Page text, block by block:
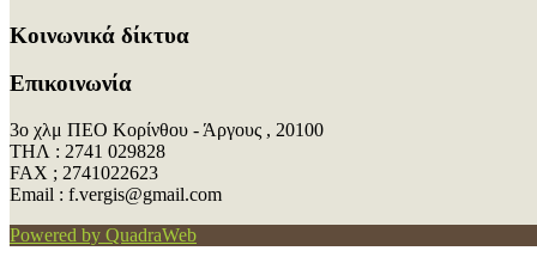
Kοινωνικά δίκτυα
Επικοινωνία
3ο χλμ ΠΕΟ Κορίνθου - Άργους , 20100
ΤΗΛ : 2741 029828
FAX ; 2741022623
Εmail : f.vergis@gmail.com
Powered by QuadraWeb